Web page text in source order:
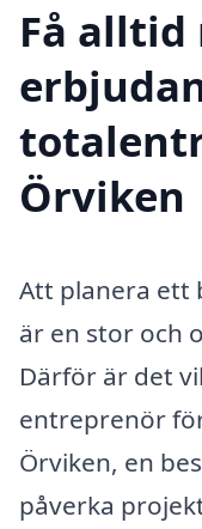
Få alltid
Örviken
Att planera ett
är en stor och
Därför är det
entreprenör
Örviken, en
påverka